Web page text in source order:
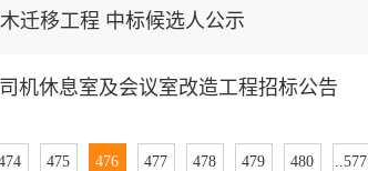
迁移工程 中标候选人公示
机休息室及会议室改造工程招标公告
475 476 477 478 479 480 ..577